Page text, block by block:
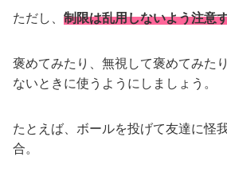
ただし、 制限は乱用しないよう注意
褒めてみたり、無視して褒めてみた
ないときに使うようにしましょう。
たとえば、ボールを投げて友達に怪
合。